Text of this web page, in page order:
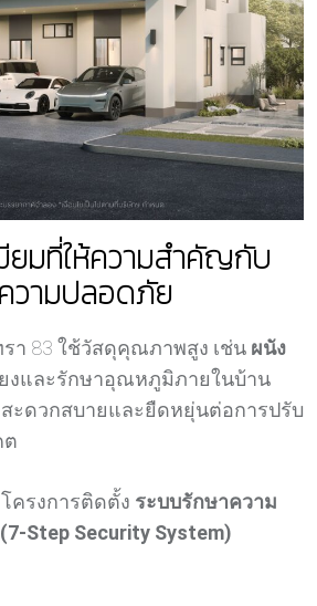
ยมที่ให้ความสำคัญกับ
วามปลอดภัย
า 83 ใช้วัสดุคุณภาพสูง เช่น ผนัง
งและรักษาอุณหภูมิภายในบ้าน
ะดวกสบายและยืดหยุ่นต่อการปรับ
ต
ครงการติดตั้ง ระบบรักษาความ
Step Security System)